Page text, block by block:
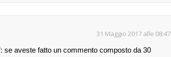
31 Maggio 2017 alle 08:47
se aveste fatto un commento composto da 30